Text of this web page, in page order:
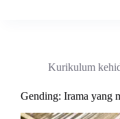
Kurikulum
Gending: Irama yang